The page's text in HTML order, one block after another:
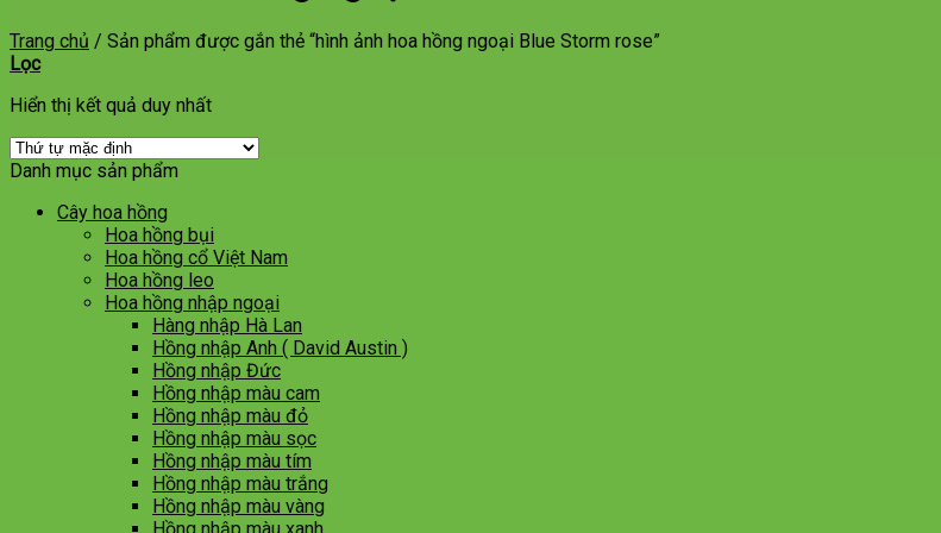
Trang chủ / Sản phẩm được gắn thẻ “hình ảnh hoa hồng ngoại Blue Storm rose”
Lọc
Hiển thị kết quả duy nhất
Danh mục sản phẩm
Cây hoa hồng
Hoa hồng bụi
Hoa hồng cổ Việt Nam
Hoa hồng leo
Hoa hồng nhập ngoại
Hàng nhập Hà Lan
Hồng nhập Anh ( David Austin )
Hồng nhập Đức
Hồng nhập màu cam
Hồng nhập màu đỏ
Hồng nhập màu sọc
Hồng nhập màu tím
Hồng nhập màu trắng
Hồng nhập màu vàng